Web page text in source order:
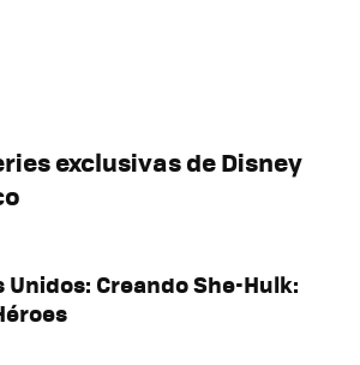
exclusivas de Disney
Creando She-Hulk: